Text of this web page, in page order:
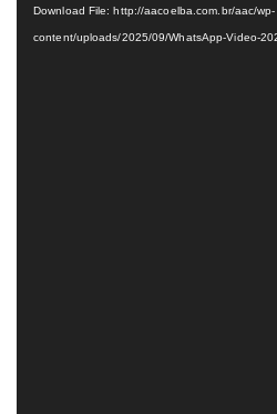
vídeo
Download File: http://aacoelba.com.br/aac/wp-
content/uploads/2025/09/WhatsApp-Video-